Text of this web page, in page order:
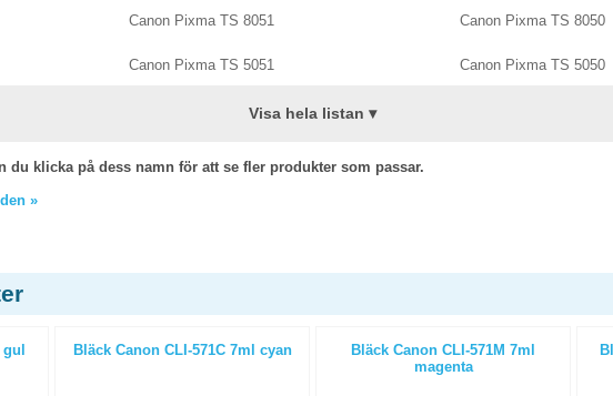
Canon Pixma TS 8051 Canon Pixma TS 8050
Canon Pixma TS 5051 Canon Pixma TS 5050
Visa hela listan ▾
du klicka på dess namn för att se fler produkter som passar.
»
Bläck Canon CLI-571C 7ml cyan
Bläck Canon CLI-571M 7ml
magenta